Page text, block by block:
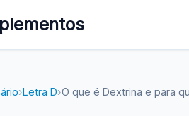
›Letra D›O que é Dextrina e para